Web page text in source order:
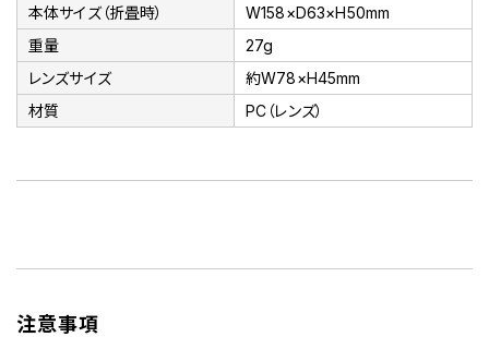
本体サイズ（折畳時）
W158×D63×H50mm
重量
27g
レンズサイズ
約W78×H45mm
材質
PC（レンズ）
注意事項